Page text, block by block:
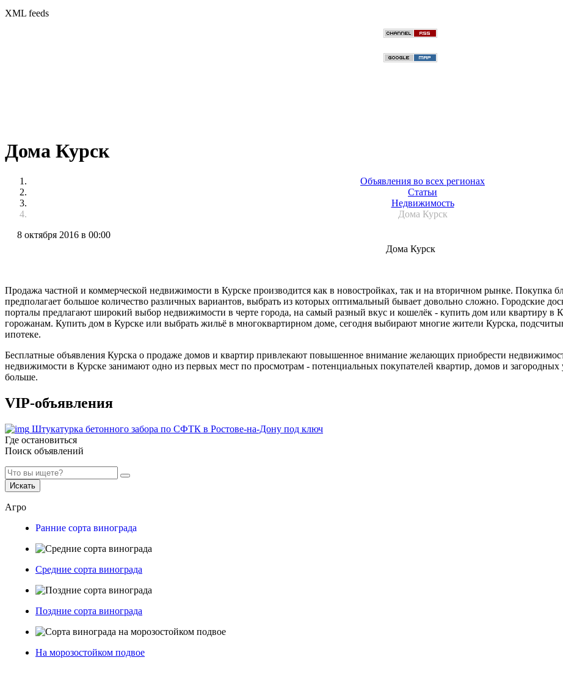
XML feeds
Дома Курск
Объявления во всех регионах
Статьи
Недвижимость
Дома Курск
8 октября 2016 в 00:00
Дома Курск
Продажа частной и коммерческой недвижимости в Курске производится как в новостройках, так и на вторичном рынке. Покупка
предполагает большое количество различных вариантов, выбрать из которых оптимальный бывает довольно сложно. Городские
порталы предлагают широкий выбор недвижимости в черте города, на самый разный вкус и кошелёк - купить дом или квартиру в
горожанам. Купить дом в Курске или выбрать жильё в многоквартирном доме, сегодня выбирают многие жители Курска,
ипотеке.
Бесплатные объявления Курска о продаже домов и квартир привлекают повышенное внимание желающих приобрести
недвижимости в Курске занимают одно из первых мест по просмотрам - потенциальных покупателей квартир, домов и загородных
больше.
VIP-объявления
Штукатурка бетонного забора по СФТК в Ростове-на-Дону под ключ
Где остановиться
Поиск объявлений
Искать
Агро
Ранние сорта винограда
Средние сорта винограда
Поздние сорта винограда
На морозостойком подвое